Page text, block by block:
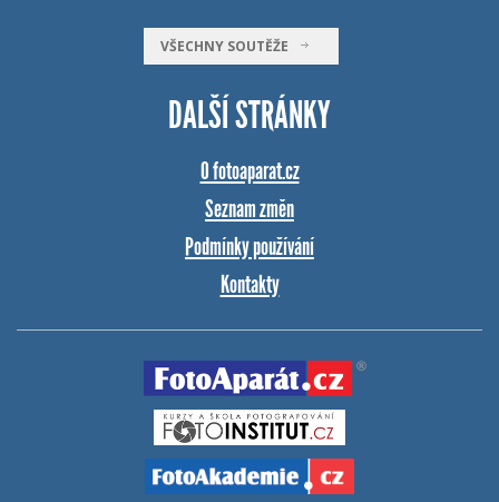
VŠECHNY SOUTĚŽE
DALŠÍ STRÁNKY
O fotoaparat.cz
Seznam změn
Podmínky používání
Kontakty